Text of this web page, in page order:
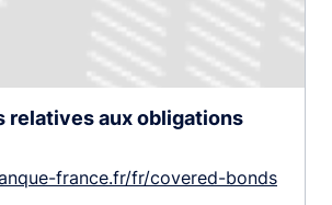
relatives aux obligations
france.fr/fr/covered-bonds